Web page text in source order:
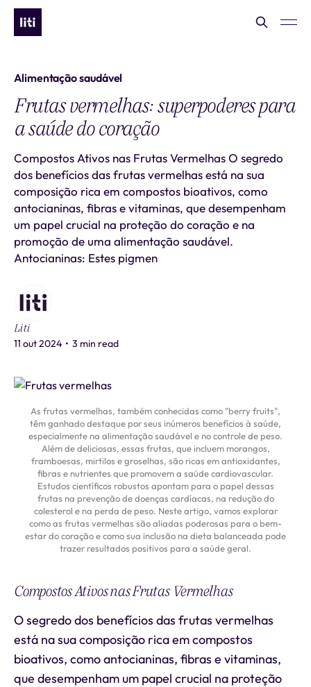
Alimentação saudável
Frutas vermelhas: superpoderes para
a saúde do coração
Compostos Ativos nas Frutas Vermelhas O segredo
dos benefícios das frutas vermelhas está na sua
composição rica em compostos bioativos, como
antocianinas, fibras e vitaminas, que desempenham
um papel crucial na proteção do coração e na
promoção de uma alimentação saudável.
Antocianinas: Estes pigmen
Liti
11 out 2024 • 3 min read
As frutas vermelhas, também conhecidas como "berry fruits",
têm ganhado destaque por seus inúmeros benefícios à saúde,
especialmente na alimentação saudável e no controle de peso.
Além de deliciosas, essas frutas, que incluem morangos,
framboesas, mirtilos e groselhas, são ricas em antioxidantes,
fibras e nutrientes que promovem a saúde cardiovascular.
Estudos científicos robustos apontam para o papel dessas
frutas na prevenção de doenças cardíacas, na redução do
colesterol e na perda de peso. Neste artigo, vamos explorar
como as frutas vermelhas são aliadas poderosas para o bem-
estar do coração e como sua inclusão na dieta balanceada pode
trazer resultados positivos para a saúde geral.
Compostos Ativos nas Frutas Vermelhas
O segredo dos benefícios das frutas vermelhas
está na sua composição rica em compostos
bioativos, como antocianinas, fibras e vitaminas,
que desempenham um papel crucial na proteção